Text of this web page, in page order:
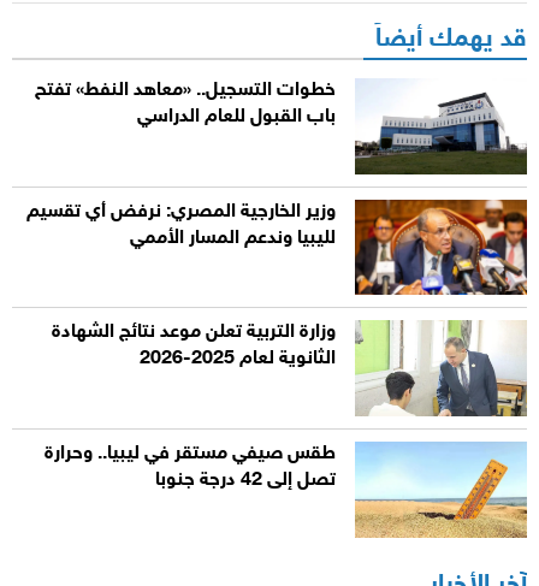
قد يهمك أيضاً
خطوات التسجيل.. «معاهد النفط» تفتح
باب القبول للعام الدراسي
وزير الخارجية المصري: نرفض أي تقسيم
لليبيا وندعم المسار الأممي
وزارة التربية تعلن موعد نتائج الشهادة
الثانوية لعام 2025-2026
طقس صيفي مستقر في ليبيا.. وحرارة
تصل إلى 42 درجة جنوبا